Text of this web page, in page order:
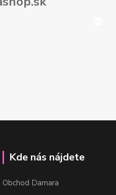
Kde nás nájdete
Obchod Damara